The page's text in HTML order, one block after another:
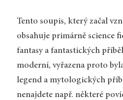
Tento soupis, který začal
obsahuje primárně science
fantasy a fantastických
moderní, vyřazena proto
legend a mytologických
nenajdete např. některé